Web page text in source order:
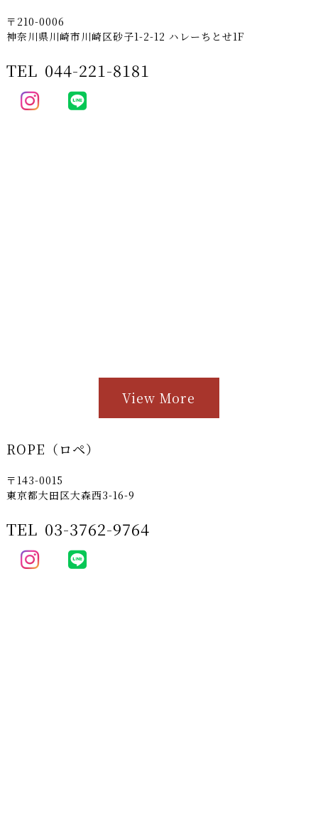
〒210-0006
神奈川県川崎市川崎区砂子1-2-12 ハレーちとせ1F
TEL 044-221-8181
View More
ROPE（ロペ）
〒143-0015
東京都大田区大森西3-16-9
TEL 03-3762-9764